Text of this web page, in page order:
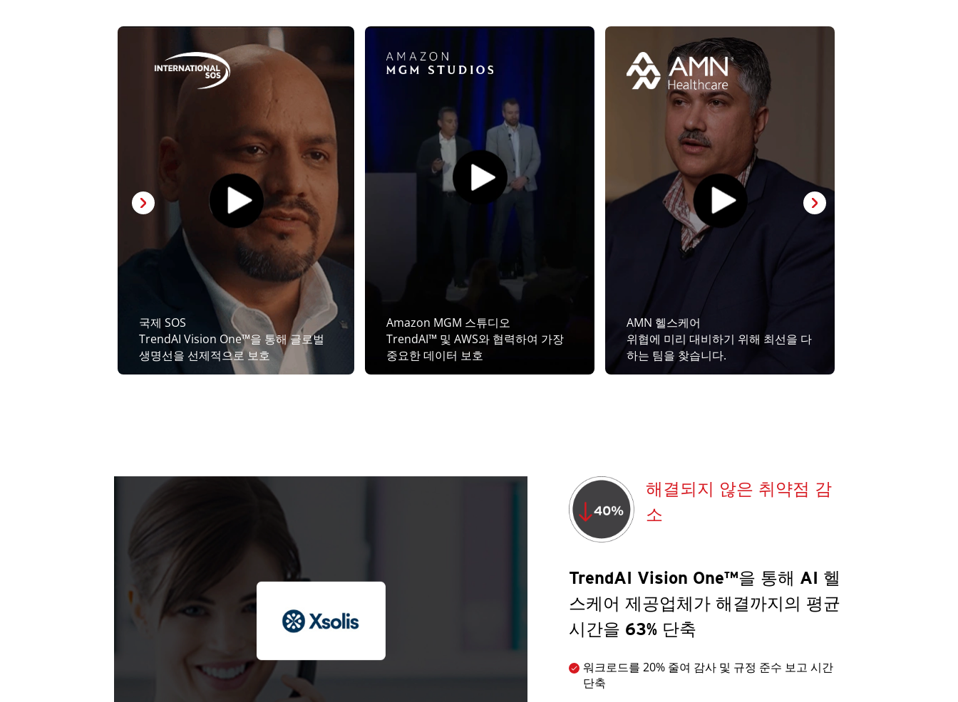
국제 SOS
TrendAI Vision One™을 통해 글로벌
생명선을 선제적으로 보호
Amazon MGM 스튜디오
TrendAI™ 및 AWS와 협력하여 가장
중요한 데이터 보호
AMN 헬스케어
위협에 미리 대비하기 위해 최선을 다
하는 팀을 찾습니다.
해결되지 않은 취약점 감
소
TrendAI Vision One™을 통해 AI 헬
스케어 제공업체가 해결까지의 평균
시간을 63% 단축
워크로드를 20% 줄여 감사 및 규정 준수 보고 시간
단축